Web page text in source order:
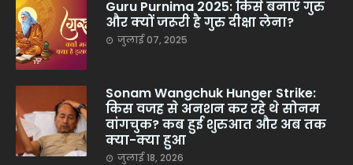
Guru Purnima 2025: किसे बनाएं गुरु
और क्यों जरूरी है गुरु दीक्षा लेना?
जुलाई 07, 2025
Sonam Wangchuk Hunger Strike:
किस वजह से अनशन कर रहे थे सोनम
वांगचुक? कब हुई शुरुआत और अब तक
क्या-क्या हुआ
जुलाई 18, 2026